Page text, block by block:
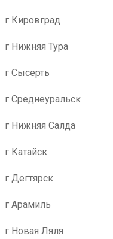
г Кировград
г Нижняя Тура
г Сысерть
г Среднеуральск
г Нижняя Салда
г Катайск
г Дегтярск
г Арамиль
г Новая Ляля